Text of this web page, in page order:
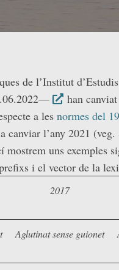
de l’Institut
han
a les normes del
canviar l’any 2021 (veg.
mostrem uns exemples
i el vector de la
2017
Aglutinat sense guionet